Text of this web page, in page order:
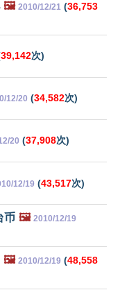
🖼️ 2010/12/21 (36,753
39,142次)
12/20 (34,582次)
20 (37,908次)
12/19 (43,517次)
币 🖼️ 2010/12/19
🖼️ 2010/12/19 (48,558